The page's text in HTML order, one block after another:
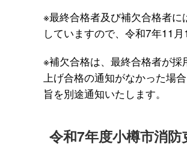
※最終合格者及び補欠合格者
していますので、令和7年11
※補欠合格は、最終合格者が
上げ合格の通知がなかった場
旨を別途通知いたします。
令和7年度小樽市消